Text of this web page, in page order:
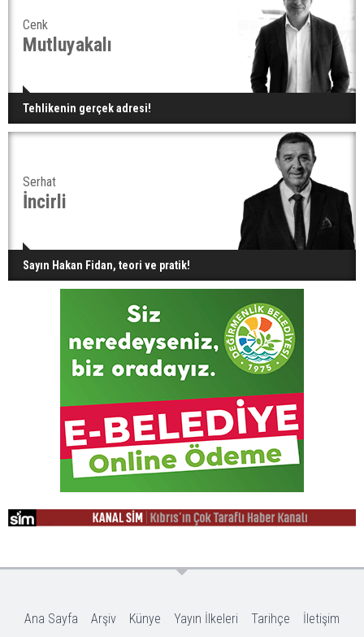
Cenk
Mutluyakalı
Tehlikenin gerçek adresi!
Serhat
İncirli
Sayın Hakan Fidan, teori ve pratik!
Ana Sayfa Arşiv Künye Yayın İlkeleri Tarihçe İletişim